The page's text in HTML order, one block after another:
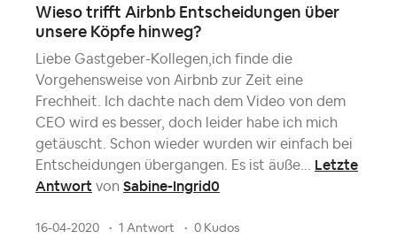
Wieso trifft Airbnb Entscheidungen über
unsere Köpfe hinweg?
Liebe Gastgeber-Kollegen,ich finde die
Vorgehensweise von Airbnb zur Zeit eine
Frechheit. Ich dachte nach dem Video von dem
CEO wird es besser, doch leider habe ich mich
getäuscht. Schon wieder wurden wir einfach bei
Entscheidungen übergangen. Es ist äuße... Letzte
Antwort von Sabine-Ingrid0
16-04-2020 1 Antwort 0 Kudos